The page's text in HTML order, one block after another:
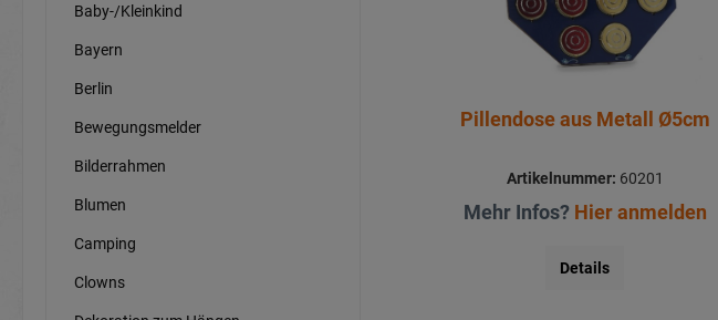
Baby-/Kleinkind
Bayern
Berlin
Bewegungsmelder
Bilderrahmen
Blumen
Camping
Clowns
Pillendose aus Metall Ø5cm
Artikelnummer: 60201
Mehr Infos? Hier anmelden
Details